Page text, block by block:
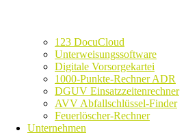
123 DocuCloud
Unterweisungssoftware
Digitale Vorsorgekartei
1000-Punkte-Rechner ADR
DGUV Einsatzzeitenrechner
AVV Abfallschlüssel-Finder
Feuerlöscher-Rechner
Unternehmen